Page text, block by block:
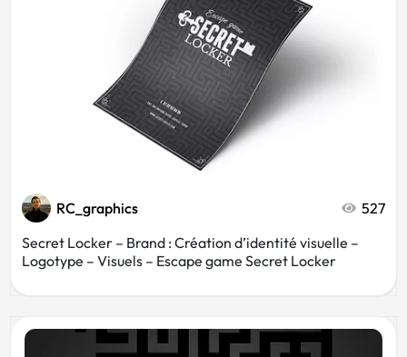
RC_graphics
527
Secret Locker – Brand : Création d’identité visuelle –
Logotype – Visuels – Escape game Secret Locker